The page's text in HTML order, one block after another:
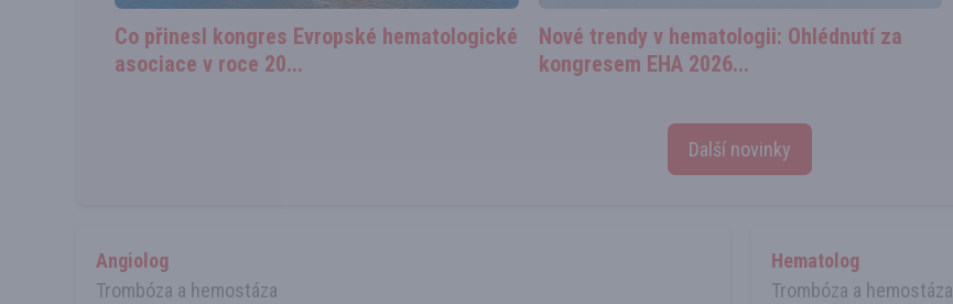
Co přinesl kongres Evropské hematologické
asociace v roce 20...
Nové trendy v hematologii: Ohlédnutí za
kongresem EHA 2026...
Další novinky
Angiolog
Trombóza a hemostáza
Hematolog
Trombóza a hemostáza